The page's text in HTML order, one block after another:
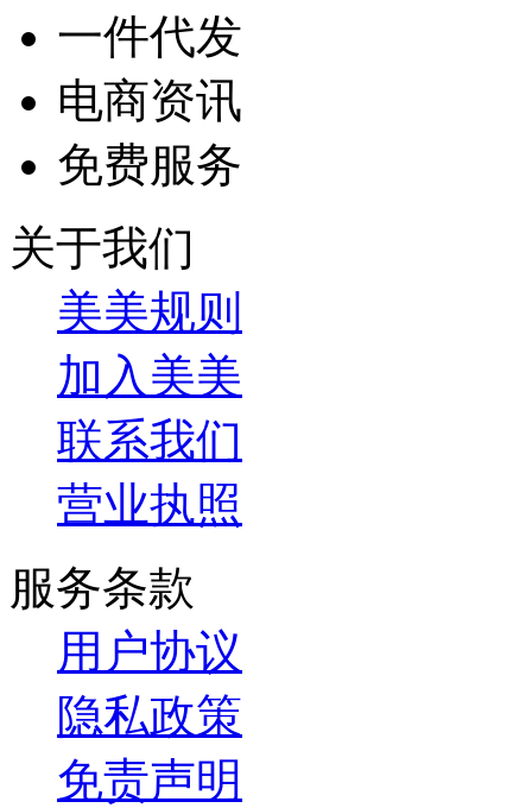
一件代发
电商资讯
免费服务
关于我们
美美规则
加入美美
联系我们
营业执照
服务条款
用户协议
隐私政策
免责声明